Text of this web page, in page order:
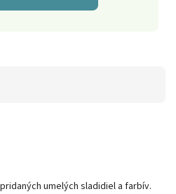
umelých sladidiel a farbív.